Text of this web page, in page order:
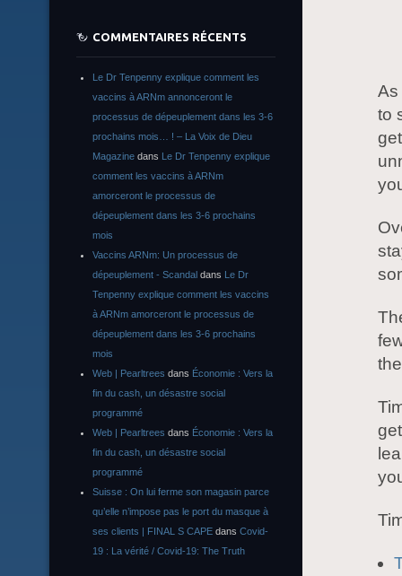
As
to
COMMENTAIRES RÉCENTS
Le Dr Tenpenny explique comment les
vaccins à ARNm annonceront le
processus de dépeuplement dans les 3-6
prochains mois… ! – La Voix de Dieu
Magazine dans Le Dr Tenpenny explique
comment les vaccins à ARNm
amorceront le processus de
dépeuplement dans les 3-6 prochains
mois
Vaccins ARNm: Un processus de
dépeuplement - Scandal dans Le Dr
Tenpenny explique comment les vaccins
à ARNm amorceront le processus de
dépeuplement dans les 3-6 prochains
mois
Web | Pearltrees dans Économie : Vers la
fin du cash, un désastre social
programmé
Web | Pearltrees dans Économie : Vers la
fin du cash, un désastre social
programmé
Suisse : On lui ferme son magasin parce
qu’elle n’impose pas le port du masque à
ses clients | FINAL S CAPE dans Covid-
19 : La vérité / Covid-19: The Truth